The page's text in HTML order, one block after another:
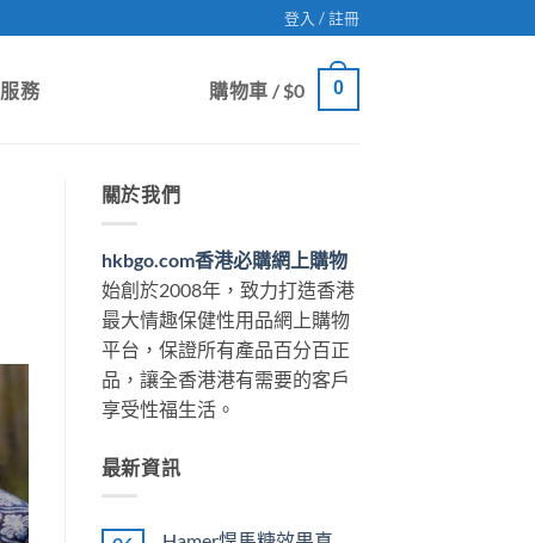
登入 / 註冊
務 購物車 /$0 0
關於我們
hkbgo.com香港必購網上購物
始創於2008年，致力打造香港
最大情趣保健性用品網上購物
平台，保證所有產品百分百正
品，讓全香港港有需要的客戶
享受性福生活。
最新資訊